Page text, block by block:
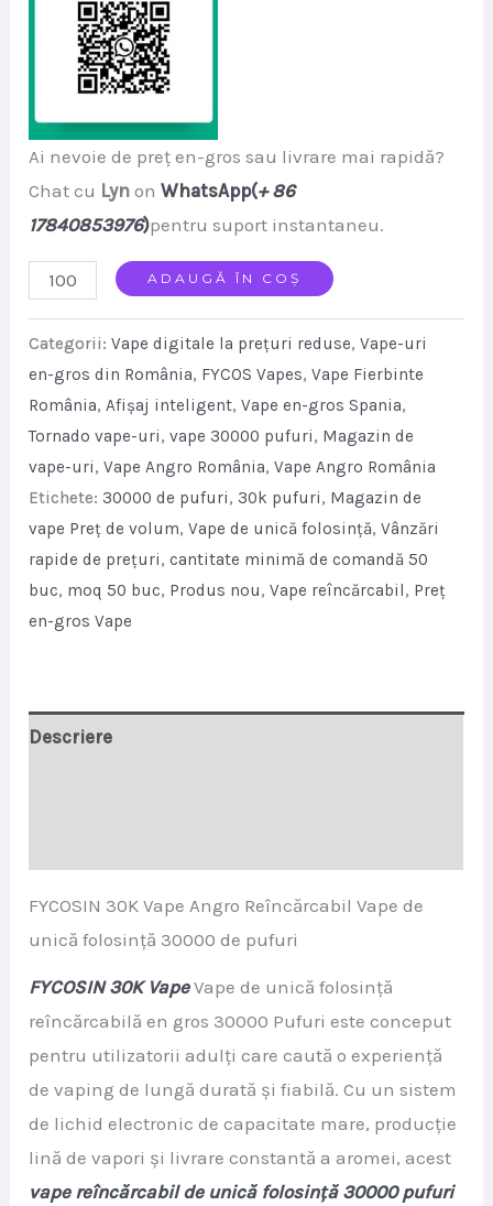
Ai nevoie de preț en-gros sau livrare mai rapidă?
Chat cu Lyn onWhatsApp(+ 86
17840853976)pentru suport instantaneu.
FYCOSIN
Vape
Wholesale
Rechargeable
Disposable
Vape
Puffs
quantity
ADAUGĂ ÎN COȘ
Categorii:Vape digitale la prețuri reduse,Vape-uri
en-gros din România, FYCOS Vapes,Vape Fierbinte
România,Afișaj inteligent,Vape en-gros Spania,
Tornado vape-uri,vape 30000 pufuri, Magazin de
vape-uri,Vape Angro România,Vape Angro România
Etichete: 30000 de pufuri, 30k pufuri, Magazin de
vape Preț de volum,Vape de unică folosință,Vânzări
rapide de prețuri,cantitate minimă de comandă 50
buc, moq 50 buc, Produs nou,Vape reîncărcabil, Preț
en-gros Vape
Descriere
FYCOSIN 30K Vape Angro Reîncărcabil Vape de
unică folosință 30000 de pufuri
FYCOSIN 30K Vape Vape de unică folosință
reîncărcabilă en gros 30000 Pufuri este conceput
pentru utilizatorii adulți care caută o experiență
de vaping de lungă durată și fiabilă. Cu un sistem
de lichid electronic de capacitate mare, producție
lină de vapori și livrare constantă a aromei, acest
vape reîncărcabil de unică folosință 30000 pufuri